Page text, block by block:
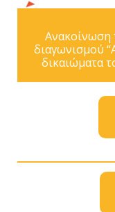
Ανακοίνωση
διαγωνισμού
δικαιώματα